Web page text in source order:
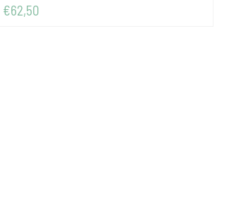
Prijs: 62,50
€62,50